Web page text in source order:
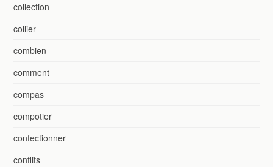
collection
collier
combien
comment
compas
compotier
confectionner
conflits